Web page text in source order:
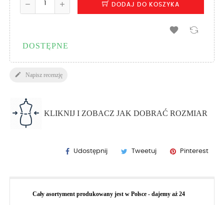
DODAJ DO KOSZYKA

DOSTĘPNE
 Napisz recenzję
KLIKNIJ I ZOBACZ JAK DOBRAĆ ROZMIAR
Udostępnij Tweetuj Pinterest
Cały asortyment produkowany jest w Polsce - dajemy aż 24